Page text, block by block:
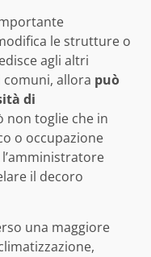
le strutture o
agli altri
allora può
di
non toglie che in
o occupazione
il decoro
una maggiore